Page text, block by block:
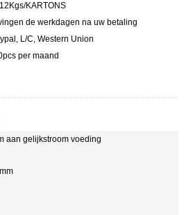
KARTONS
de werkdagen na uw betaling
L/C, Western Union
per maand
aan gelijkstroom voeding